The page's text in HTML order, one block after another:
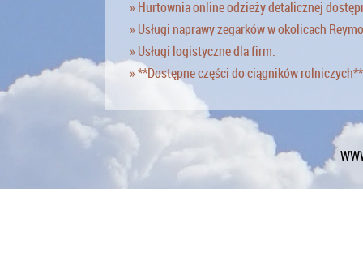
» Hurtownia online odzieży detalicznej
» Usługi naprawy zegarków w okolicach
» Usługi logistyczne dla firm.
» **Dostępne części do ciągników rolniczych**